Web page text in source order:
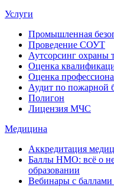
Услуги
Промышленная
Проведение СОУТ
Аутсорсинг охраны
Оценка
Оценка
Аудит по пожарной
Полигон
Лицензия МЧС
Медицина
Аккредитация
Баллы НМО: всё о
образовании
Вебинары с